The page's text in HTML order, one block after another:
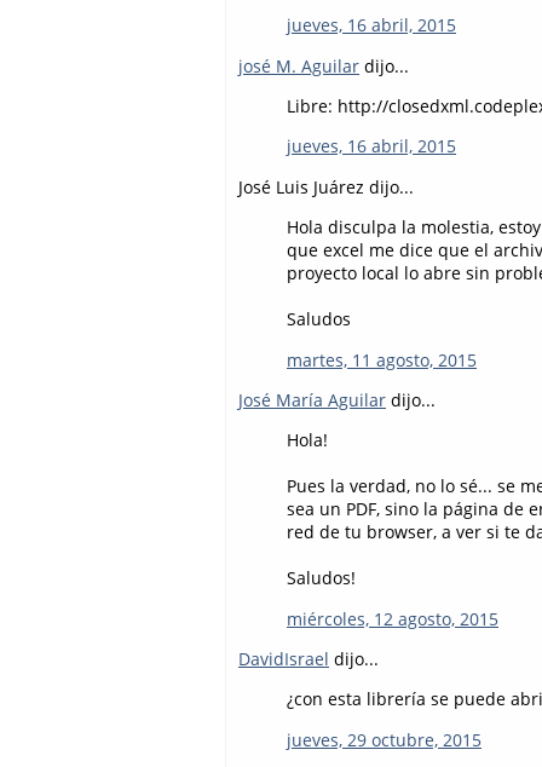
jueves, 16 abril, 2015
josé M. Aguilar dijo...
Libre: http://
jueves, 16 abril, 2015
José Luis Juárez dijo...
Hola disculpa la molestia,
que excel me dice que el
proyecto local lo abre sin
Saludos
martes, 11 agosto, 2015
José María Aguilar dijo...
Hola!
Pues la verdad, no lo sé... se
sea un PDF, sino la página de
red de tu browser, a ver si te
Saludos!
miércoles, 12 agosto, 2015
DavidIsrael dijo...
¿con esta librería se puede
jueves, 29 octubre, 2015